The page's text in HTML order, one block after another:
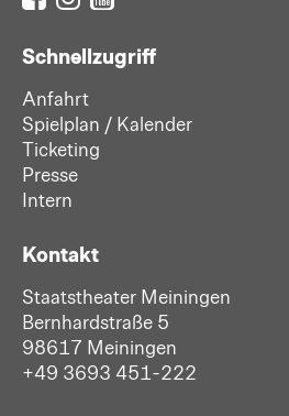
Schnellzugriff
Anfahrt
Spielplan / Kalender
Ticketing
Presse
Intern
Kontakt
Staatstheater Meiningen
Bernhardstraße 5
98617 Meiningen
+49 3693 451-222